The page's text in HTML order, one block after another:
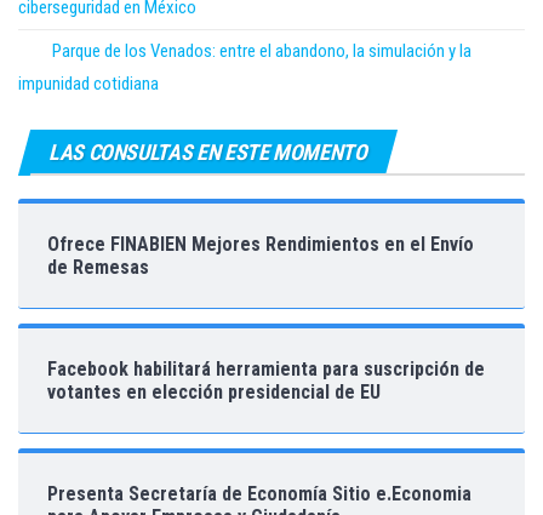
ciberseguridad en México
Parque de los Venados: entre el abandono, la simulación y la
impunidad cotidiana
LAS CONSULTAS EN ESTE MOMENTO
Ofrece FINABIEN Mejores Rendimientos en el Envío
de Remesas
Facebook habilitará herramienta para suscripción de
votantes en elección presidencial de EU
Presenta Secretaría de Economía Sitio e.Economia